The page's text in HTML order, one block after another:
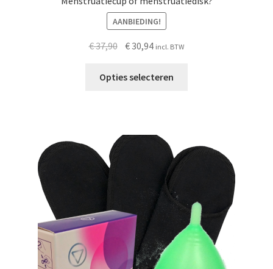
AANBIEDING!
€37,90 Oorspronkelijke
was:
€30,94Huidige
is:
incl. BTW
Opties selecteren